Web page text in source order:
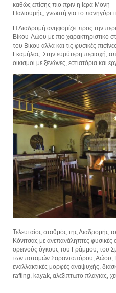
καθώς επίσης πιο πριν η Ιερά Μονή
Παλιουρής, γνωστή για το πανηγύρι
Η Διαδρομή ανηφορίζει προς την
Βίκου-Αώου με πιο χαρακτηριστικό
του Βίκου αλλά και τις φυσικές
Γκαμήλας. Στην ευρύτερη περιοχή,
οικισμοί με ξενώνες, εστιατόρια και
Τελευταίος σταθμός της Διαδρομής
Κόνιτσας με ανεπανάληπτες
ορεινούς όγκους του Γράμμου, του
των ποταμών Σαρανταπόρου, Αώου,
εναλλακτικές μορφές αναψυχής,
rafting, kayak, αλεξίπτωτο πλαγιάς,